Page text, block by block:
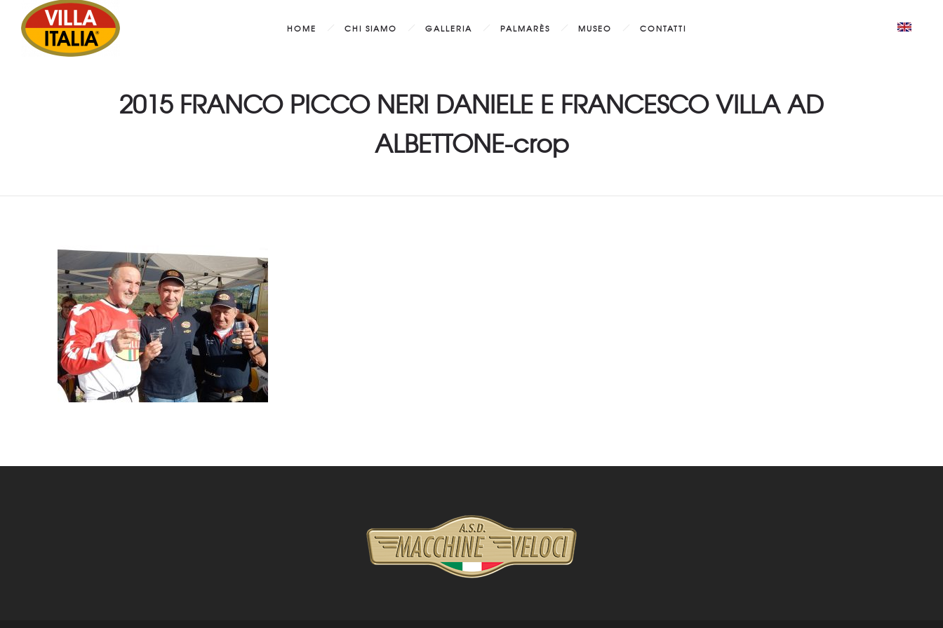
HOME CHI SIAMO GALLERIA PALMARÈS MUSEO CONTATTI
2015 FRANCO PICCO NERI DANIELE E FRANCESCO VILLA AD
ALBETTONE-crop